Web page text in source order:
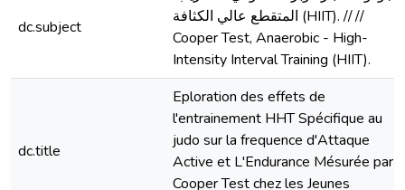
dc.subject
المتقطع عالي الكثافة (HIIT). // //
Cooper Test, Anaerobic - High-
Intensity Interval Training (HIIT).
dc.title
Eploration des effets de
l'entrainement HHT Spécifique au
judo sur la frequence d'Attaque
Active et L'Endurance Mésurée par
Cooper Test chez les Jeunes